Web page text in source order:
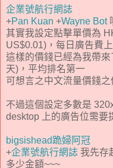
企業號航行網誌
+Pan Kuan +Wayne Bot
其實我設定點擊單價為
US$0.01)，每日廣告費
這樣的價錢已經為我帶
天)，平均排名第一
可想言之中文流量價錢之
不過這個設定多數是
desktop 上的廣告位需要
bigsishead跪婦阿冠
+企業號航行網誌 我先存
多少金額~~~